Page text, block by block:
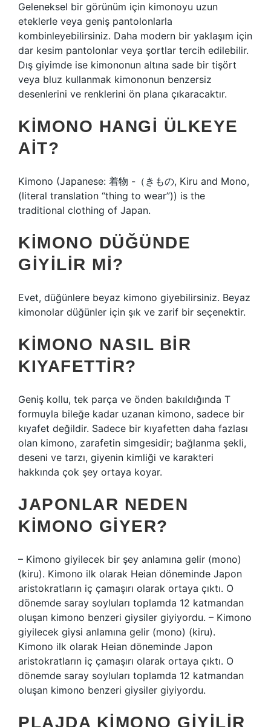
Geleneksel bir görünüm için kimonoyu uzun
eteklerle veya geniş pantolonlarla
kombinleyebilirsiniz. Daha modern bir yaklaşım için
dar kesim pantolonlar veya şortlar tercih edilebilir.
Dış giyimde ise kimononun altına sade bir tişört
veya bluz kullanmak kimononun benzersiz
desenlerini ve renklerini ön plana çıkaracaktır.
KIMONO HANGI ÜLKEYE
AIT?
Kimono (Japanese: 着物 -（きもの, Kiru and Mono,
(literal translation “thing to wear”)) is the
traditional clothing of Japan.
KIMONO DÜĞÜNDE
GIYILIR MI?
Evet, düğünlere beyaz kimono giyebilirsiniz. Beyaz
kimonolar düğünler için şık ve zarif bir seçenektir.
KIMONO NASIL BIR
KIYAFETTIR?
Geniş kollu, tek parça ve önden bakıldığında T
formuyla bileğe kadar uzanan kimono, sadece bir
kıyafet değildir. Sadece bir kıyafetten daha fazlası
olan kimono, zarafetin simgesidir; bağlanma şekli,
deseni ve tarzı, giyenin kimliği ve karakteri
hakkında çok şey ortaya koyar.
JAPONLAR NEDEN
KIMONO GIYER?
– Kimono giyilecek bir şey anlamına gelir (mono)
(kiru). Kimono ilk olarak Heian döneminde Japon
aristokratların iç çamaşırı olarak ortaya çıktı. O
dönemde saray soyluları toplamda 12 katmandan
oluşan kimono benzeri giysiler giyiyordu. – Kimono
giyilecek giysi anlamına gelir (mono) (kiru).
Kimono ilk olarak Heian döneminde Japon
aristokratların iç çamaşırı olarak ortaya çıktı. O
dönemde saray soyluları toplamda 12 katmandan
oluşan kimono benzeri giysiler giyiyordu.
PLAJDA KIMONO GIYILIR